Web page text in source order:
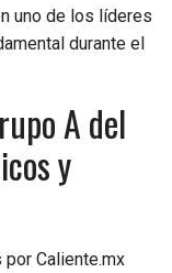
uno de los líderes
durante el
A del
y
Caliente.mx